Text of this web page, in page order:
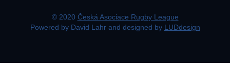
© 2020 Česká Asociace Rugby League
Powered by David Lahr and designed by LUDdesign